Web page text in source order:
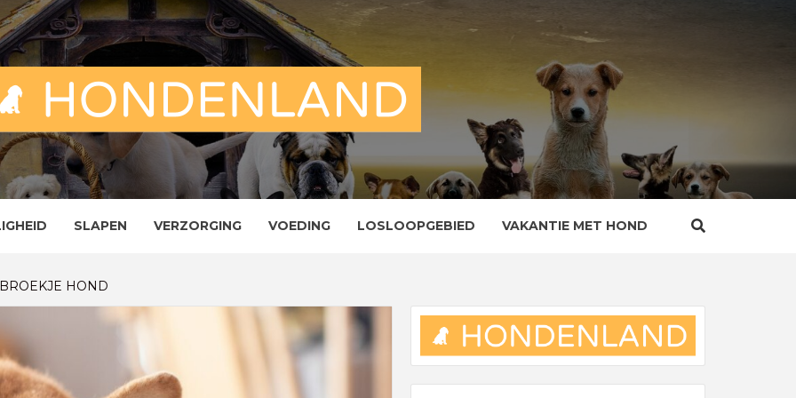
SLAPEN VERZORGING VOEDING LOSLOOPGEBIED VAKANTIE MET HOND
HOND